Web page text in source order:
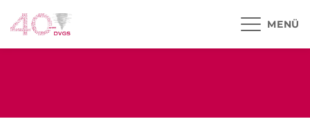
MENÜ